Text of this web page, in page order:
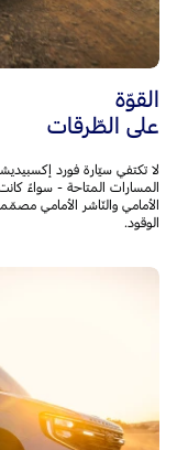
القوّة
على الطّرقات
لا تكتفي سيّارة فورد
المسارات المتاحة - سواءً
الأمامي والنّاشر الأمامي
الوقود.